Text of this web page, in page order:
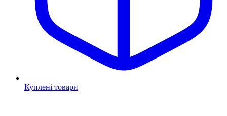
Куплені товари